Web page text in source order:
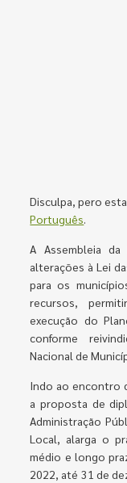
Disculpa, pero
Português.
A Assembleia da
alterações à Lei
para os
recursos,
execução do
conforme
Nacional de
Indo ao encontro
a proposta de
Administração
Local, alarga o
médio e longo
2022, até 31 de